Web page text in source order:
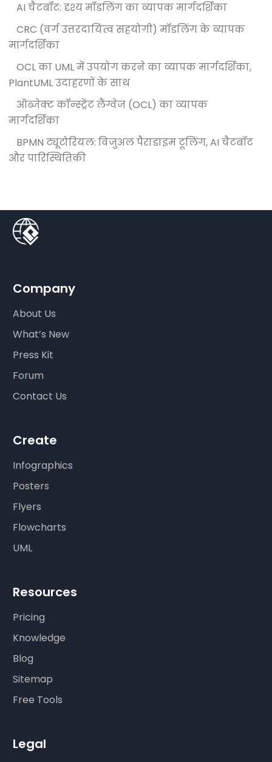
AI चैटबॉट: दृश्य मॉडलिंग का व्यापक मार्गदर्शिका
CRC (वर्ग उत्तरदायित्व सहयोगी) मॉडलिंग के व्यापक
मार्गदर्शिका
OCL का UML में उपयोग करने का व्यापक मार्गदर्शिका,
PlantUML उदाहरणों के साथ
ऑब्जेक्ट कॉन्स्ट्रेंट लैंग्वेज (OCL) का व्यापक
मार्गदर्शिका
BPMN ट्यूटोरियल: विजुअल पैराडाइम टूलिंग, AI चैटबॉट
और पारिस्थितिकी
Company
About Us
What’s New
Press Kit
Forum
Contact Us
Create
Infographics
Posters
Flyers
Flowcharts
UML
Resources
Pricing
Knowledge
Blog
Sitemap
Free Tools
Legal